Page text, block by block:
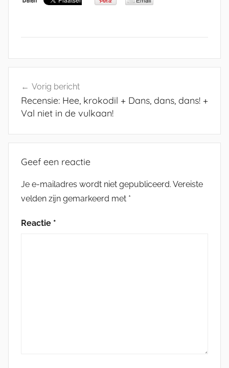
navigatie
Vorig bericht
Recensie: Hee, krokodil + Dans, dans, dans! +
Val niet in de vulkaan!
Geef een reactie
Je e-mailadres wordt niet gepubliceerd. Vereiste
velden zijn gemarkeerd met *
Reactie *